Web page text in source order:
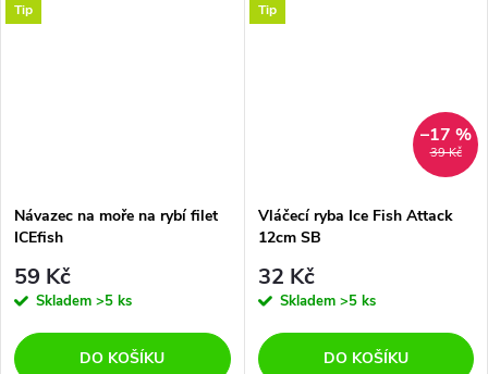
Tip
Návazec na moře na rybí filet
ICEfish
59 Kč
Skladem >5 ks
DO KOŠÍKU
Tip
39 Kč
–17 %
Vláčecí ryba Ice Fish Attack
12cm SB
32 Kč
Skladem >5 ks
DO KOŠÍKU